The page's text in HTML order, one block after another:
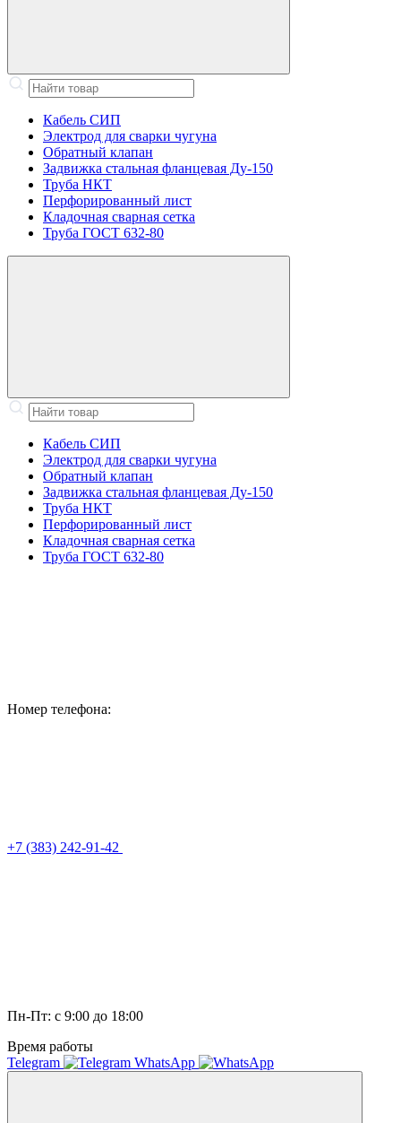
Кабель СИП
Электрод для сварки чугуна
Обратный клапан
Задвижка стальная фланцевая Ду-150
Труба НКТ
Перфорированный лист
Кладочная сварная сетка
Труба ГОСТ 632-80
Кабель СИП
Электрод для сварки чугуна
Обратный клапан
Задвижка стальная фланцевая Ду-150
Труба НКТ
Перфорированный лист
Кладочная сварная сетка
Труба ГОСТ 632-80
Номер телефона:
+7 (383) 242-91-42
Пн-Пт: с 9:00 до 18:00
Время работы
Telegram
WhatsApp